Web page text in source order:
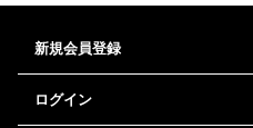
新規会員登録
ログイン